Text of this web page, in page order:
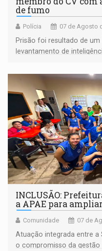
de fumo
Polícia 07 de Agosto
Prisão foi resultado de
levantamento de
INCLUSÃO:
a APAE para
Comunidade 07 de
Atuação integrada entre
o compromisso da